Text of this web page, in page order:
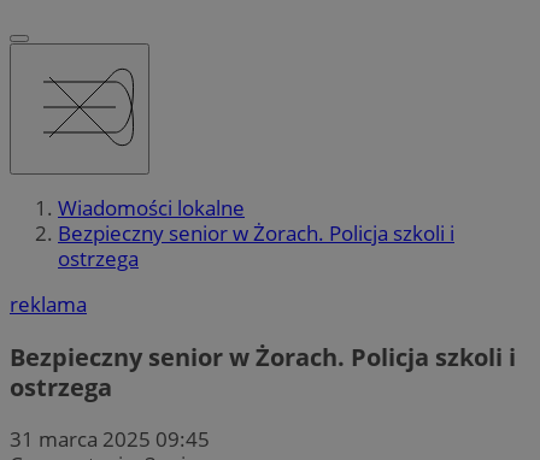
Wiadomości lokalne
Bezpieczny senior w Żorach. Policja szkoli i
ostrzega
reklama
Bezpieczny senior w Żorach. Policja szkoli i
ostrzega
31 marca 2025 09:45